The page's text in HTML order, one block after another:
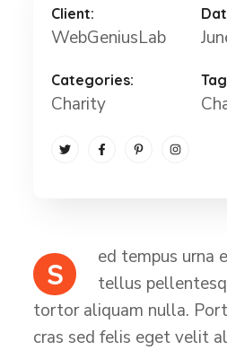
S
ed tempus urna
tellus
tortor aliquam nulla.
cras sed felis eget velit
Client:
WebGeniusLab
Categories:
Charity